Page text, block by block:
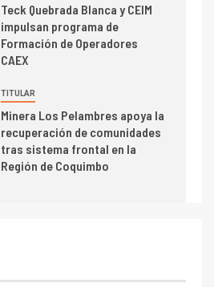
Codelco reporta Ebitda de US$
6.670 millones y mejora sus
indicadores financieros
Teck Quebrada Blanca y CEIM
impulsan programa de
Formación de Operadores
CAEX
TITULAR
Minera Los Pelambres apoya la
recuperación de comunidades
tras sistema frontal en la
Región de Coquimbo